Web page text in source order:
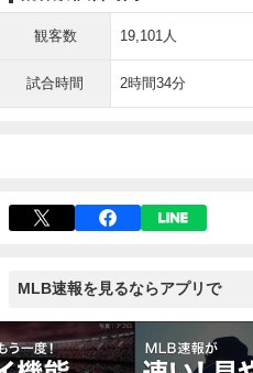
観客数 19,101人
試合時間 2時間34分
MLB速報を見るならアプリで